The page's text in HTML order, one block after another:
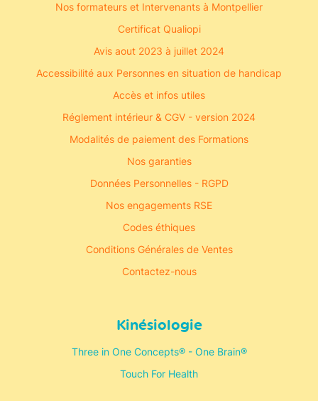
Nos formateurs et Intervenants à Montpellier
Certificat Qualiopi
Avis aout 2023 à juillet 2024
Accessibilité aux Personnes en situation de handicap
Accès et infos utiles
Réglement intérieur & CGV - version 2024
Modalités de paiement des Formations
Nos garanties
Données Personnelles - RGPD
Nos engagements RSE
Codes éthiques
Conditions Générales de Ventes
Contactez-nous
Kinésiologie
Three in One Concepts® - One Brain®
Touch For Health